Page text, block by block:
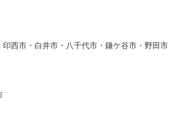
西市・白井市・八千代市・鎌ケ谷市・野田市